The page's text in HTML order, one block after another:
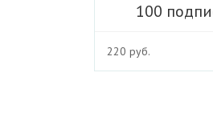
100
220 руб.